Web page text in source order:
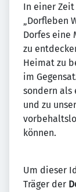
In einer
„Dorfleben
Dorfes eine
zu
Heimat zu
im
sondern als
und zu
können.
Um dieser
Träger der